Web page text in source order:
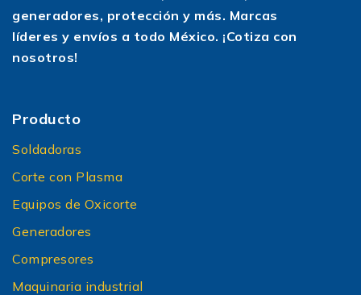
generadores, protección y más. Marcas
líderes y envíos a todo México. ¡Cotiza con
nosotros!
Producto
Soldadoras
Corte con Plasma
Equipos de Oxicorte
Generadores
Compresores
Maquinaria industrial